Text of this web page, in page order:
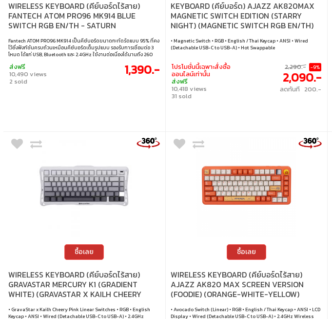
WIRELESS KEYBOARD (คีย์บอร์ดไร้สาย)
FANTECH ATOM PRO96 MK914 BLUE
SWITCH RGB EN/TH - SATURN
Fantech ATOM PRO96 MK914 เป็นคีย์บอร์ดขนาดกะทัดรัดแบบ 95% ที่คง
ไว้ซึ่งฟังก์ชันครบถ้วนเหมือนคีย์บอร์ดเต็มรูปแบบ รองรับการเชื่อมต่อ 3
โหมด ได้แก่ USB, Bluetooth และ 2.4GHz ใช้งานต่อเนื่องได้นานถึง 260
พิมพ์ มีปุ่มปรับเสียงในตัว และรองรับสวิตช์กลไกแบบ 5 พิน เปลี่ยนสวิตช์
ได้ตามต้องการ • สวิตช์ : Blue Switch (Clicky) • ขนาด : 95% • แสงไฟ :
RGB • คีย์แคป : ภาษาอังกฤษ / ภาษาไทย • เลย์เอาต์ : ANSI • การเชื่อมต่อ :
ส่งฟรี
10,490 views
2 sold
1,390.-
KEYBOARD (คีย์บอร์ด) AJAZZ AK820MAX
MAGNETIC SWITCH EDITION (STARRY
NIGHT) (MAGNETIC SWITCH RGB EN/TH)
• Magnetic Switch • RGB • English / Thai Keycap • ANSI • Wired
(Detachable USB-C to USB-A) • Hot Swappable
โปรโมชั่นนี้เฉพาะสั่งซื้อ
ออนไลน์เท่านั้น
ส่งฟรี
10,418 views
31 sold
2,290.- -9%
2,090.-
ลดทันที 200.-
ซื้อเลย
WIRELESS KEYBOARD (คีย์บอร์ดไร้สาย)
GRAVASTAR MERCURY K1 (GRADIENT
WHITE) (GRAVASTAR X KAILH CHEERY
• GravaStar x Kailh Cheery Pink Linear Switches • RGB • English
Keycap • ANSI • Wired (Detachable USB-C to USB-A) • 2.4GHz
ซื้อเลย
WIRELESS KEYBOARD (คีย์บอร์ดไร้สาย)
AJAZZ AK820 MAX SCREEN VERSION
(FOODIE) (ORANGE-WHITE-YELLOW)
• Avocado Switch (Linear) • RGB • English / Thai Keycap • ANSI • LCD
Display • Wired (Detachable USB-C to USB-A) • 2.4GHz Wireless